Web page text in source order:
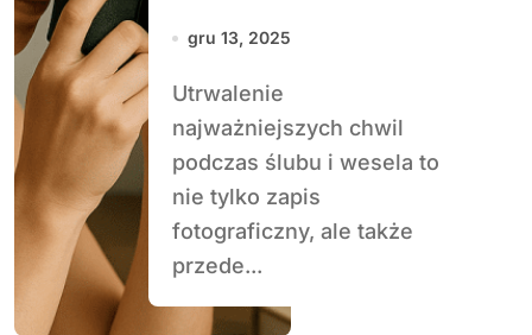
ślubu i wesela na
gru 13, 2025
Utrwalenie
najważniejszych chwil
podczas ślubu i wesela to
nie tylko zapis
fotograficzny, ale także
przede...